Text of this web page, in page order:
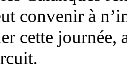
convenir à
cette journée,